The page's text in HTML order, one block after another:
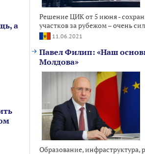
а
Решение ЦИК от 5 июня -
участков за рубежом – очень
11.06.2021
Павел Филип: «Наш
Молдова»
Образование,